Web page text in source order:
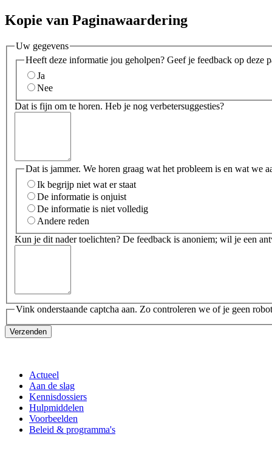
Kopie van Paginawaardering
Uw gegevens
Heeft deze informatie jou geholpen? Geef je feedback op deze
Ja
Nee
Dat is fijn om te horen. Heb je nog verbetersuggesties?
Dat is jammer. We horen graag wat het probleem is en wat we
Ik begrijp niet wat er staat
De informatie is onjuist
De informatie is niet volledig
Andere reden
Kun je dit nader toelichten? De feedback is anoniem; wil je een
Vink onderstaande captcha aan. Zo controleren we of je geen
Verzenden
Actueel
Aan de slag
Kennisdossiers
Hulpmiddelen
Voorbeelden
Beleid & programma's